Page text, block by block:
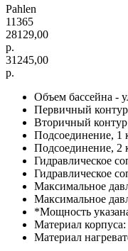
Pahlen
11365
28129,00
р.
31245,00
р.
Объем бассейна -
Первичный
Вторичный
Подсоединение, 1
Подсоединение, 2
Гидравлическое
Гидравлическое
Максимальное
Максимальное
*Мощность
Материал
Материал